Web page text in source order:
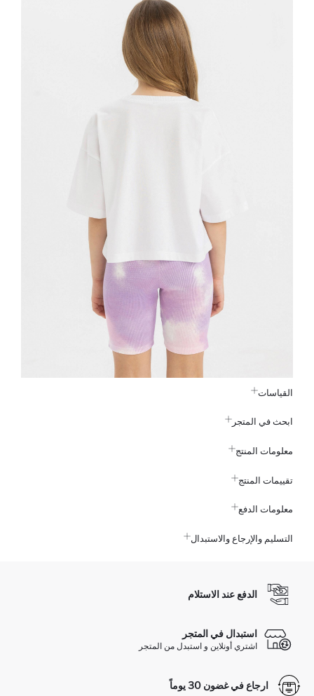
القياسات
ابحث في المتجر
معلومات المنتج
تقييمات المنتج
معلومات الدفع
التسليم والإرجاع والاستبدال
الدفع عند الاستلام
استبدال في المتجر
اشتري أونلاين و استبدل من المتجر
ارجاع في غضون 30 يوماً